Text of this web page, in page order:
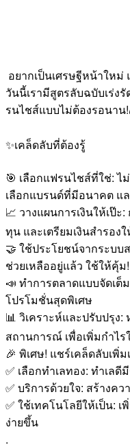
อยากเป็นเศรษฐีหน้าใหม่
วันนี้เรามีสูตรลับฉบับเร่ง
รนไชส์แบบไม่ต้องรอนาน!
เคล็ดลับที่ต้องรู้
เลือกแฟรนไชส์ที่ใช่:
เลือกแบรนด์ที่มีอนาคต แ
วางแผนการเงินให้เป๊
ทุน และเตรียมเงินสำรอง
ใช้ประโยชน์จากระบ
ช่วยเหลืออยู่แล้ว ใช้ให้คุ้ม!
ทำการตลาดแบบจัดเต็
โปรโมชั่นสุดพิเศษ
วิเคราะห์และปรับปรุง
สถานการณ์ เพื่อเพิ่มกำไรใ
พิเศษ! แชร์เคล็ดลับเพิ่ม
เลือกทำเลทอง: ทำเลดี
บริการด้วยใจ: สร้างค
ใช้เทคโนโลยีให้เป็น:
ง่ายขึ้น